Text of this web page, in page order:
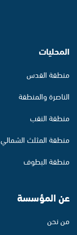
المحليات
منطقة القدس
الناصرة والمنطقة
منطقة النقب
منطقة المثلث الشمالي
منطقة البطوف
عن المؤسسة
من نحن